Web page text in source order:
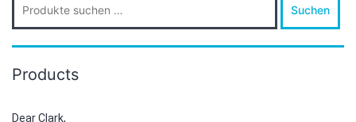
nach:
Suchen
Products
Dear Clark,